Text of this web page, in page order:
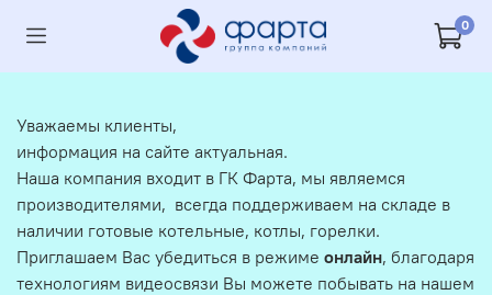
0
Уважаемы клиенты,
информация на сайте актуальная.
Наша компания входит в ГК Фарта, мы являемся
производителями, всегда поддерживаем на складе в
наличии готовые котельные, котлы, горелки.
Приглашаем Вас убедиться в режиме онлайн, благодаря
технологиям видеосвязи Вы можете побывать на нашем